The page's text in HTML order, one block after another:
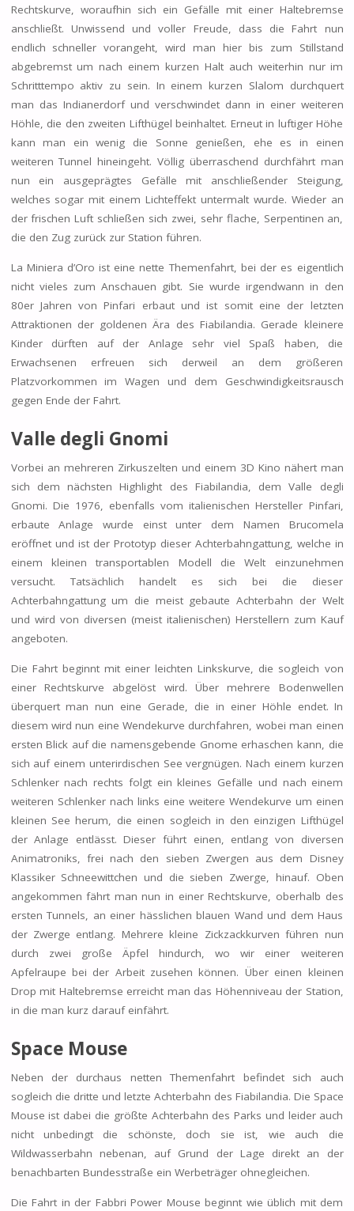
Rechtskurve, woraufhin sich ein Gefälle mit einer Haltebremse
anschließt. Unwissend und voller Freude, dass die Fahrt nun
endlich schneller vorangeht, wird man hier bis zum Stillstand
abgebremst um nach einem kurzen Halt auch weiterhin nur im
Schritttempo aktiv zu sein. In einem kurzen Slalom durchquert
man das Indianerdorf und verschwindet dann in einer weiteren
Höhle, die den zweiten Lifthügel beinhaltet. Erneut in luftiger Höhe
kann man ein wenig die Sonne genießen, ehe es in einen
weiteren Tunnel hineingeht. Völlig überraschend durchfährt man
nun ein ausgeprägtes Gefälle mit anschließender Steigung,
welches sogar mit einem Lichteffekt untermalt wurde. Wieder an
der frischen Luft schließen sich zwei, sehr flache, Serpentinen an,
die den Zug zurück zur Station führen.
La Miniera d’Oro ist eine nette Themenfahrt, bei der es eigentlich
nicht vieles zum Anschauen gibt. Sie wurde irgendwann in den
80er Jahren von Pinfari erbaut und ist somit eine der letzten
Attraktionen der goldenen Ära des Fiabilandia. Gerade kleinere
Kinder dürften auf der Anlage sehr viel Spaß haben, die
Erwachsenen erfreuen sich derweil an dem größeren
Platzvorkommen im Wagen und dem Geschwindigkeitsrausch
gegen Ende der Fahrt.
Valle degli Gnomi
Vorbei an mehreren Zirkuszelten und einem 3D Kino nähert man
sich dem nächsten Highlight des Fiabilandia, dem Valle degli
Gnomi. Die 1976, ebenfalls vom italienischen Hersteller Pinfari,
erbaute Anlage wurde einst unter dem Namen Brucomela
eröffnet und ist der Prototyp dieser Achterbahngattung, welche in
einem kleinen transportablen Modell die Welt einzunehmen
versucht. Tatsächlich handelt es sich bei die dieser
Achterbahngattung um die meist gebaute Achterbahn der Welt
und wird von diversen (meist italienischen) Herstellern zum Kauf
angeboten.
Die Fahrt beginnt mit einer leichten Linkskurve, die sogleich von
einer Rechtskurve abgelöst wird. Über mehrere Bodenwellen
überquert man nun eine Gerade, die in einer Höhle endet. In
diesem wird nun eine Wendekurve durchfahren, wobei man einen
ersten Blick auf die namensgebende Gnome erhaschen kann, die
sich auf einem unterirdischen See vergnügen. Nach einem kurzen
Schlenker nach rechts folgt ein kleines Gefälle und nach einem
weiteren Schlenker nach links eine weitere Wendekurve um einen
kleinen See herum, die einen sogleich in den einzigen Lifthügel
der Anlage entlässt. Dieser führt einen, entlang von diversen
Animatroniks, frei nach den sieben Zwergen aus dem Disney
Klassiker Schneewittchen und die sieben Zwerge, hinauf. Oben
angekommen fährt man nun in einer Rechtskurve, oberhalb des
ersten Tunnels, an einer hässlichen blauen Wand und dem Haus
der Zwerge entlang. Mehrere kleine Zickzackkurven führen nun
durch zwei große Äpfel hindurch, wo wir einer weiteren
Apfelraupe bei der Arbeit zusehen können. Über einen kleinen
Drop mit Haltebremse erreicht man das Höhenniveau der Station,
in die man kurz darauf einfährt.
Space Mouse
Neben der durchaus netten Themenfahrt befindet sich auch
sogleich die dritte und letzte Achterbahn des Fiabilandia. Die Space
Mouse ist dabei die größte Achterbahn des Parks und leider auch
nicht unbedingt die schönste, doch sie ist, wie auch die
Wildwasserbahn nebenan, auf Grund der Lage direkt an der
benachbarten Bundesstraße ein Werbeträger ohnegleichen.
Die Fahrt in der Fabbri Power Mouse beginnt wie üblich mit dem